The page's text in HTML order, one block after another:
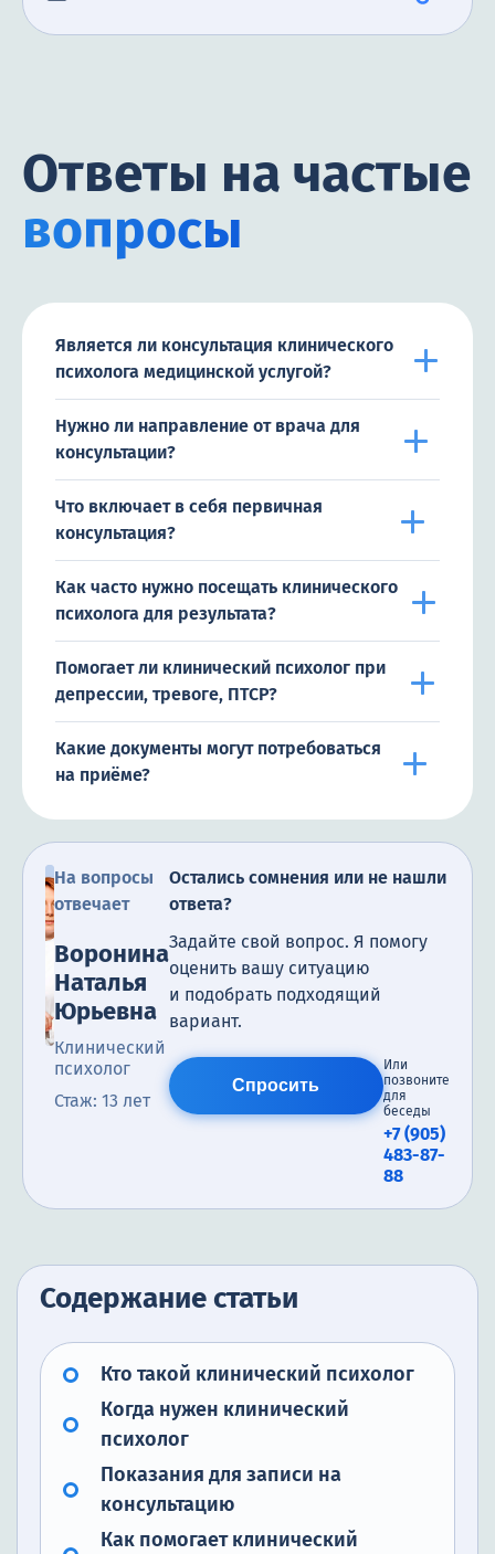
Ответы на частые
вопросы
Является ли консультация клинического
психолога медицинской услугой?
Нужно ли направление от врача для
консультации?
Что включает в себя первичная
консультация?
Как часто нужно посещать клинического
психолога для результата?
Помогает ли клинический психолог при
депрессии, тревоге, ПТСР?
Какие документы могут потребоваться
на приёме?
На вопросы
отвечает
Воронина
Наталья
Юрьевна
Клинический
психолог
Стаж: 13 лет
Остались сомнения или не нашли
ответа?
Задайте свой вопрос. Я помогу
оценить вашу ситуацию
и подобрать подходящий
вариант.
Спросить
Или
позвоните
для
беседы
+7 (905)
483-87-
88
Содержание статьи
Кто такой клинический психолог
Когда нужен клинический
психолог
Показания для записи на
консультацию
Как помогает клинический